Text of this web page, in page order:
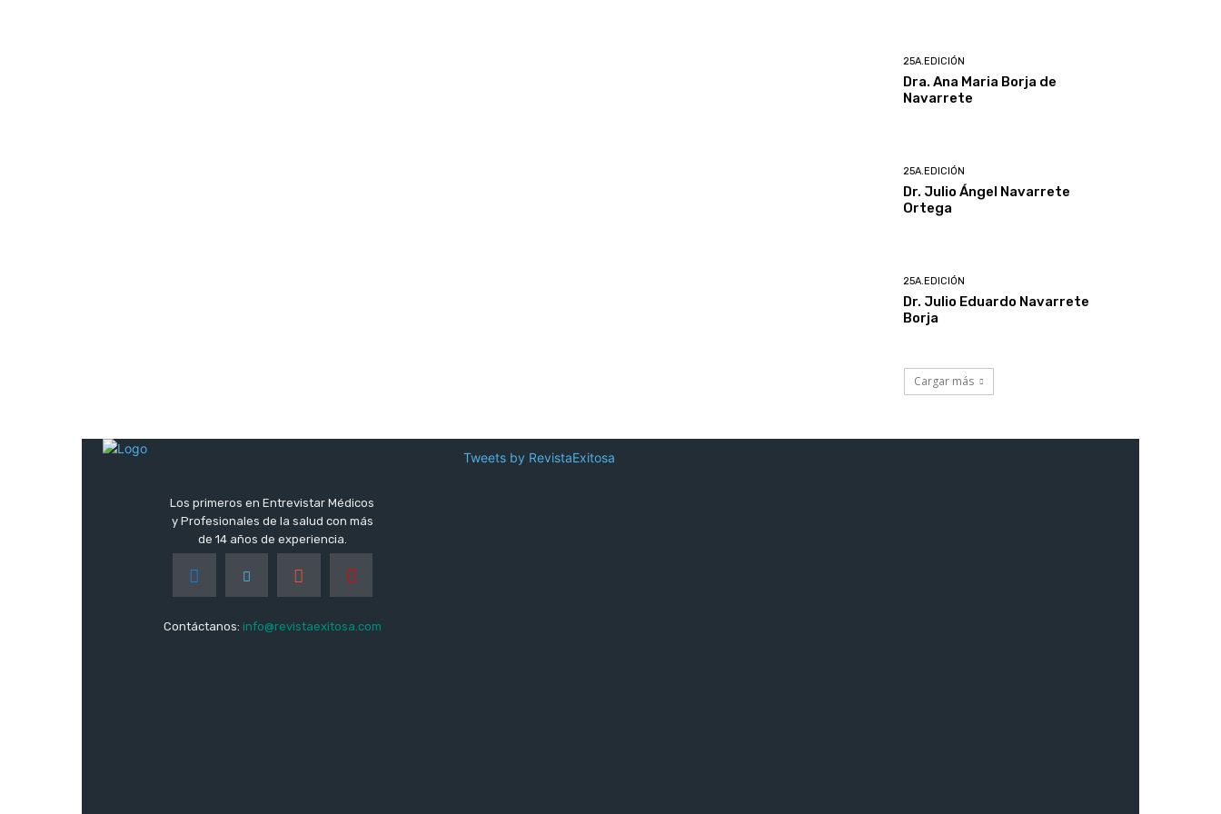
25A.EDICIÓN
Dra. Ana Maria Borja de
Navarrete
25A.EDICIÓN
Dr. Julio Ángel Navarrete
Ortega
25A.EDICIÓN
Dr. Julio Eduardo Navarrete
Borja
Cargar más
Los primeros en Entrevistar Médicos
y Profesionales de la salud con más
de 14 años de experiencia.
Contáctanos: info@revistaexitosa.com
Tweets by RevistaExitosa